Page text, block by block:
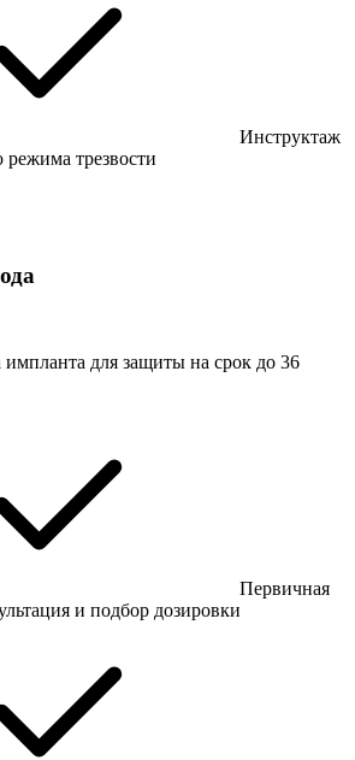
Инструктаж
трезвости
импланта для защиты на срок до 36
Первичная
и подбор дозировки